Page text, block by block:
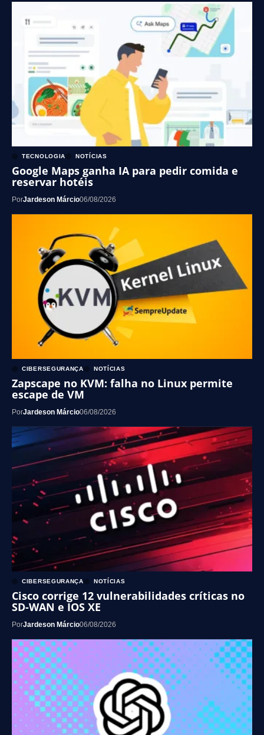
TECNOLOGIA NOTÍCIAS
Google Maps ganha IA para pedir comida e
reservar hotéis
PorJardeson Márcio06/08/2026
CIBERSEGURANÇA NOTÍCIAS
Zapscape no KVM: falha no Linux permite
escape de VM
PorJardeson Márcio06/08/2026
CIBERSEGURANÇA NOTÍCIAS
Cisco corrige 12 vulnerabilidades críticas no
SD-WAN e IOS XE
PorJardeson Márcio06/08/2026